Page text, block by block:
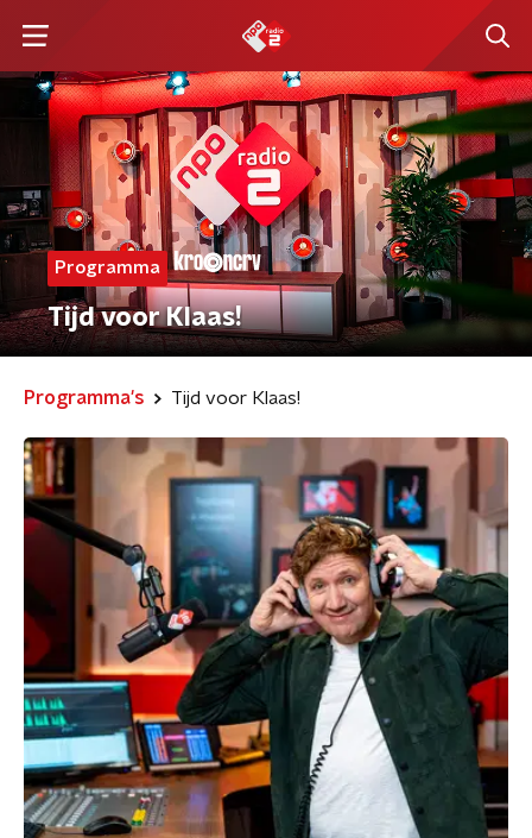
Programma
Tijd voor Klaas!
Programma's Tijd voor Klaas!